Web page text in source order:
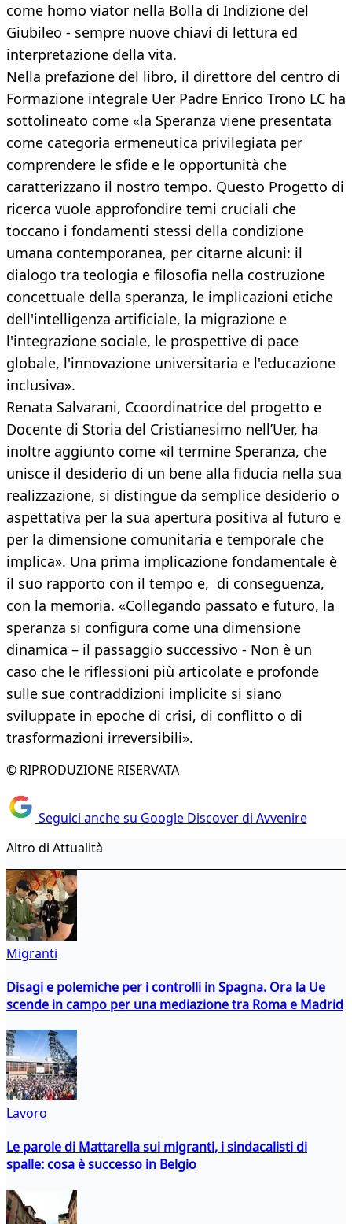
come homo viator nella Bolla di Indizione del
Giubileo - sempre nuove chiavi di lettura ed
interpretazione della vita.
Nella prefazione del libro, il direttore del centro di
Formazione integrale Uer Padre Enrico Trono LC ha
sottolineato come «la Speranza viene presentata
come categoria ermeneutica privilegiata per
comprendere le sfide e le opportunità che
caratterizzano il nostro tempo. Questo Progetto di
ricerca vuole approfondire temi cruciali che
toccano i fondamenti stessi della condizione
umana contemporanea, per citarne alcuni: il
dialogo tra teologia e filosofia nella costruzione
concettuale della speranza, le implicazioni etiche
dell'intelligenza artificiale, la migrazione e
l'integrazione sociale, le prospettive di pace
globale, l'innovazione universitaria e l'educazione
inclusiva».
Renata Salvarani, Ccoordinatrice del progetto e
Docente di Storia del Cristianesimo nell’Uer, ha
inoltre aggiunto come «il termine Speranza, che
unisce il desiderio di un bene alla fiducia nella sua
realizzazione, si distingue da semplice desiderio o
aspettativa per la sua apertura positiva al futuro e
per la dimensione comunitaria e temporale che
implica». Una prima implicazione fondamentale è
il suo rapporto con il tempo e, di conseguenza,
con la memoria. «Collegando passato e futuro, la
speranza si configura come una dimensione
dinamica – il passaggio successivo - Non è un
caso che le riflessioni più articolate e profonde
sulle sue contraddizioni implicite si siano
sviluppate in epoche di crisi, di conflitto o di
trasformazioni irreversibili».
© RIPRODUZIONE RISERVATA
Seguici anche su Google Discover di Avvenire
Altro di Attualità
Migranti
Disagi e polemiche per i controlli in Spagna. Ora la Ue
scende in campo per una mediazione tra Roma e Madrid
Lavoro
Le parole di Mattarella sui migranti, i sindacalisti di
spalle: cosa è successo in Belgio